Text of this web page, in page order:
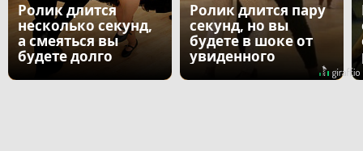
Ролик длится
несколько секунд,
а смеяться вы
будете долго
Ролик длится пару
секунд, но вы
будете в шоке от
увиденного